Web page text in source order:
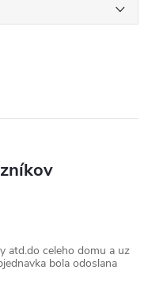
atd.do celeho domu a uz
bola odoslana